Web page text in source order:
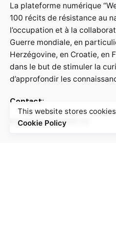
La plateforme numérique
100 récits de résistance au
l’occupation et à la
Guerre mondiale, en
Herzégovine, en Croatie, en
dans le but de stimuler la
d’approfondir les
Contact:
info@weristwalter.eu
This website stores
Cookie Policy